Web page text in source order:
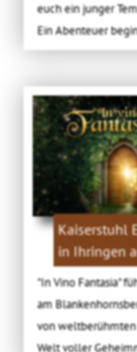
euch ein junger
Ein Abenteuer
Kaiserstuhl
in Ihringen
"In Vino Fantasia"
am
von
Welt voller